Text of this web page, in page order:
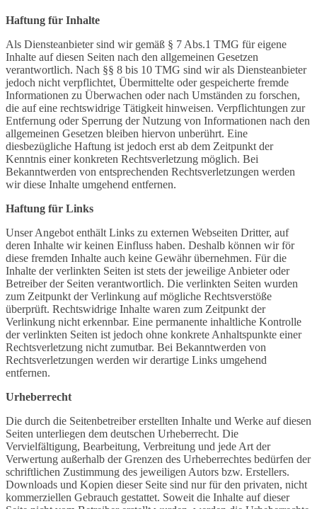
Haftung für Inhalte
Als Diensteanbieter sind wir gemäß § 7 Abs.1 TMG für eigene
Inhalte auf diesen Seiten nach den allgemeinen Gesetzen
verantwortlich. Nach §§ 8 bis 10 TMG sind wir als Diensteanbieter
jedoch nicht verpflichtet, Übermittelte oder gespeicherte fremde
Informationen zu Überwachen oder nach Umständen zu forschen,
die auf eine rechtswidrige Tätigkeit hinweisen. Verpflichtungen zur
Entfernung oder Sperrung der Nutzung von Informationen nach den
allgemeinen Gesetzen bleiben hiervon unberührt. Eine
diesbezügliche Haftung ist jedoch erst ab dem Zeitpunkt der
Kenntnis einer konkreten Rechtsverletzung möglich. Bei
Bekanntwerden von entsprechenden Rechtsverletzungen werden
wir diese Inhalte umgehend entfernen.
Haftung für Links
Unser Angebot enthält Links zu externen Webseiten Dritter, auf
deren Inhalte wir keinen Einfluss haben. Deshalb können wir för
diese fremden Inhalte auch keine Gewähr übernehmen. Für die
Inhalte der verlinkten Seiten ist stets der jeweilige Anbieter oder
Betreiber der Seiten verantwortlich. Die verlinkten Seiten wurden
zum Zeitpunkt der Verlinkung auf mögliche Rechtsverstöße
überprüft. Rechtswidrige Inhalte waren zum Zeitpunkt der
Verlinkung nicht erkennbar. Eine permanente inhaltliche Kontrolle
der verlinkten Seiten ist jedoch ohne konkrete Anhaltspunkte einer
Rechtsverletzung nicht zumutbar. Bei Bekanntwerden von
Rechtsverletzungen werden wir derartige Links umgehend
entfernen.
Urheberrecht
Die durch die Seitenbetreiber erstellten Inhalte und Werke auf diesen
Seiten unterliegen dem deutschen Urheberrecht. Die
Vervielfältigung, Bearbeitung, Verbreitung und jede Art der
Verwertung außerhalb der Grenzen des Urheberrechtes bedürfen der
schriftlichen Zustimmung des jeweiligen Autors bzw. Erstellers.
Downloads und Kopien dieser Seite sind nur für den privaten, nicht
kommerziellen Gebrauch gestattet. Soweit die Inhalte auf dieser